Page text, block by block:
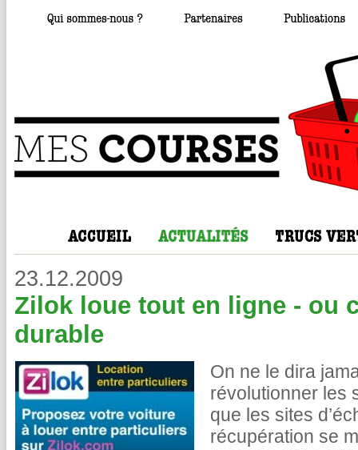
23.12.2009
Zilok loue tout en ligne - ou
durable
On ne le dira
révolutionner les
que les sites
récupération se